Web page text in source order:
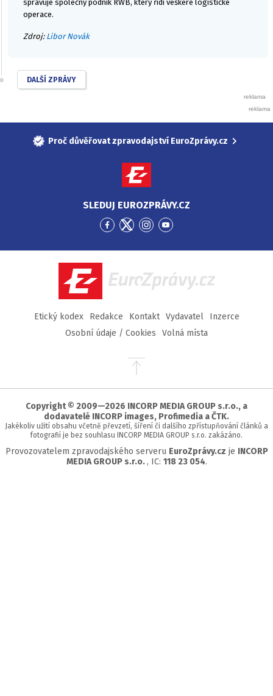
spravuje společný podnik RWB, který řídí veškeré logistické
operace.
Zdroj: Libor Novák
DALŠÍ ZPRÁVY
Proč důvěřovat zpravodajství EuroZprávy.cz
SLEDUJ EUROZPRÁVY.CZ
Přejít
Facebook
Přejít
Twitter
Přejít
Instagram
Přejít
YouTube
EuroZprávy.cz
Etický kodex Redakce Kontakt Vydavatel
Inzerce
Osobní údaje / Cookies
Volná místa
Přejít
stránky
Copyright © 2009—2026 INCORP MEDIA GROUP s.r.o., a
dodavatelé INCORP images, Profimedia a ČTK.
Jakékoliv užití obsahu včetně převzetí, šíření či dalšího zpřístupňování článků a
fotografií je bez souhlasu INCORP MEDIA GROUP s.r.o. zakázáno.
Provozovatelem zpravodajského serveru EuroZprávy.cz je INCORP
MEDIA GROUP s.r.o. , IC: 118 23 054.